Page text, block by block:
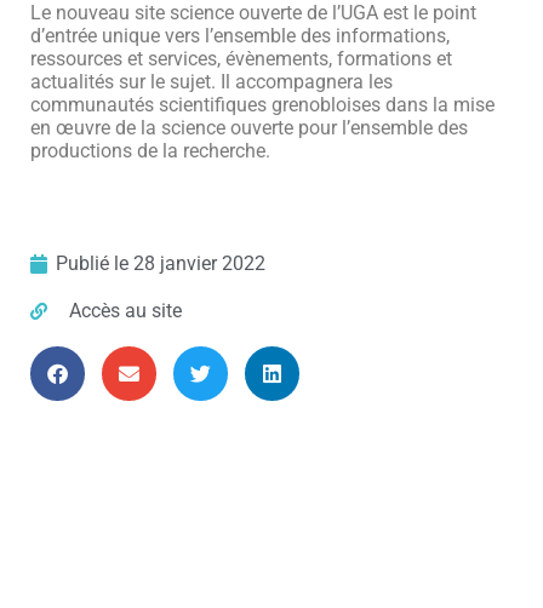
Le nouveau site science ouverte de l’UGA est le point
d’entrée unique vers l’ensemble des informations,
ressources et services, évènements, formations et
actualités sur le sujet. Il accompagnera les
communautés scientifiques grenobloises dans la mise
en œuvre de la science ouverte pour l’ensemble des
productions de la recherche.
Publié le 28 janvier 2022
Accès au site